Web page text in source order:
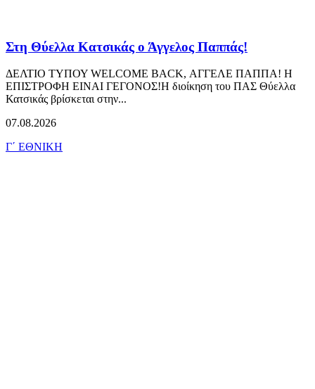
Στη Θύελλα Κατσικάς ο Άγγελος Παππάς!
ΔΕΛΤΙΟ ΤΥΠΟΥ WELCOME BACK, ΑΓΓΕΛΕ ΠΑΠΠΑ! Η
ΕΠΙΣΤΡΟΦΗ ΕΙΝΑΙ ΓΕΓΟΝΟΣ!Η διοίκηση του ΠΑΣ Θύελλα
Κατσικάς βρίσκεται στην...
07.08.2026
Γ΄ ΕΘΝΙΚΗ